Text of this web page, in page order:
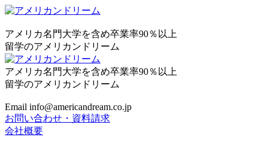
アメリカ名門大学を含め卒業率90％以上
留学のアメリカンドリーム
アメリカ名門大学を含め卒業率90％以上
留学のアメリカンドリーム
Email info@americandream.co.jp
お問い合わせ・資料請求
会社概要